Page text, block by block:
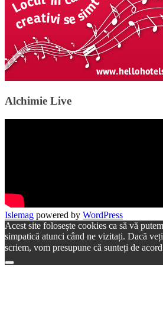
Alchimie Live
Islemag powered by WordPress
Acest site folosește cookies ca să vă
simpatică atunci când ne vizitați. Dacă
scriem, vom presupune că sunteți de